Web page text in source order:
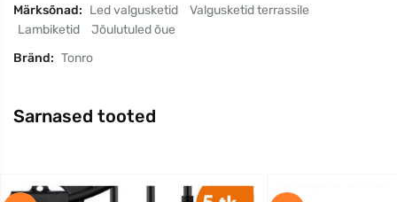
Märksõnad: Led valgusketid
Valgusketid terrassile
Lambiketid
Jõulutuled õue
Bränd: Tonro
Sarnased tooted